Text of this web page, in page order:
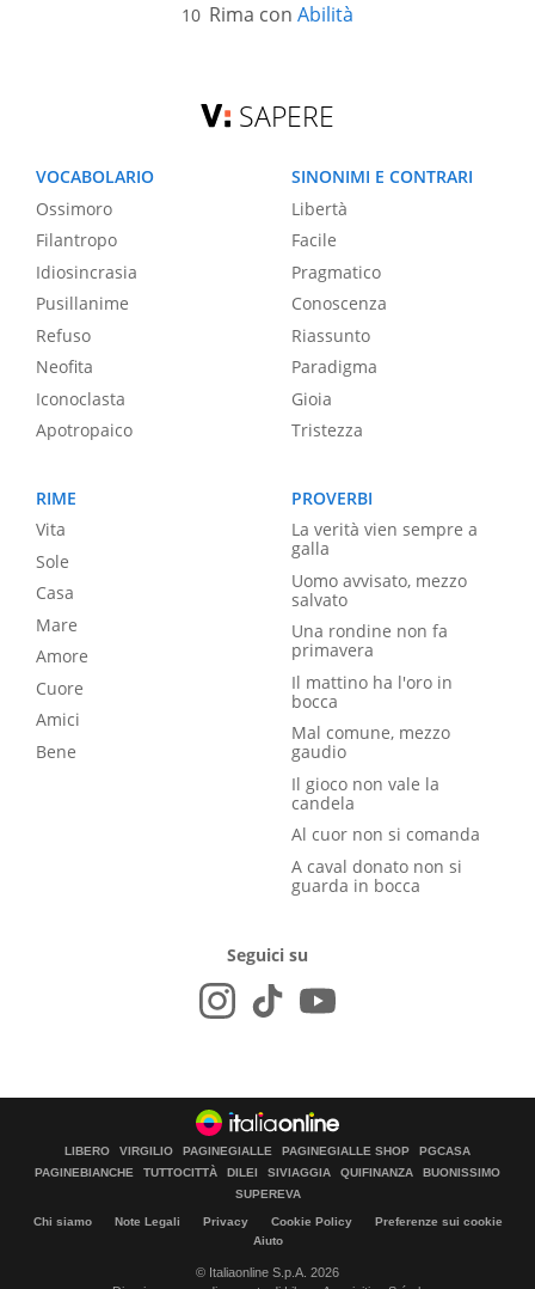
Rima con Abilità
SAPERE
VOCABOLARIO
Ossimoro
Filantropo
Idiosincrasia
Pusillanime
Refuso
Neofita
Iconoclasta
Apotropaico
SINONIMI E CONTRARI
Libertà
Facile
Pragmatico
Conoscenza
Riassunto
Paradigma
Gioia
Tristezza
RIME
Vita
Sole
Casa
Mare
Amore
Cuore
Amici
Bene
PROVERBI
La verità vien sempre a
galla
Uomo avvisato, mezzo
salvato
Una rondine non fa
primavera
Il mattino ha l'oro in
bocca
Mal comune, mezzo
gaudio
Il gioco non vale la
candela
Al cuor non si comanda
A caval donato non si
guarda in bocca
Seguici su
LIBERO VIRGILIO PAGINEGIALLE PAGINEGIALLE SHOP
PGCASA
PAGINEBIANCHE
TUTTOCITTÀ DILEI SIVIAGGIA QUIFINANZA
BUONISSIMO
SUPEREVA
Chi siamo Note Legali Privacy Cookie Policy
Preferenze sui cookie
Aiuto
© Italiaonline S.p.A. 2026